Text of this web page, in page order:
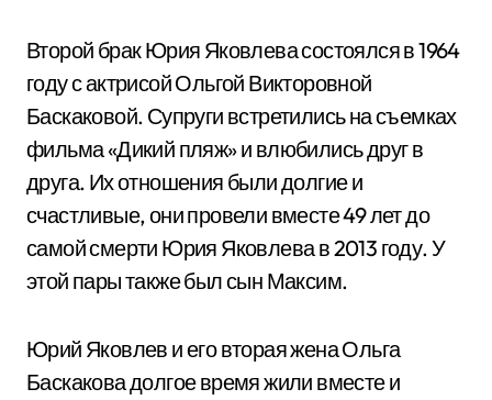
Второй брак Юрия Яковлева состоялся в 1964
году с актрисой Ольгой Викторовной
Баскаковой. Супруги встретились на съемках
фильма «Дикий пляж» и влюбились друг в
друга. Их отношения были долгие и
счастливые, они провели вместе 49 лет до
самой смерти Юрия Яковлева в 2013 году. У
этой пары также был сын Максим.
Юрий Яковлев и его вторая жена Ольга
Баскакова долгое время жили вместе и